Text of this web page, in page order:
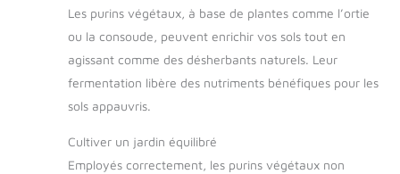
Les purins végétaux, à base de plantes comme l’ortie
ou la consoude, peuvent enrichir vos sols tout en
agissant comme des désherbants naturels. Leur
fermentation libère des nutriments bénéfiques pour les
sols appauvris.
Cultiver un jardin équilibré
Employés correctement, les purins végétaux non